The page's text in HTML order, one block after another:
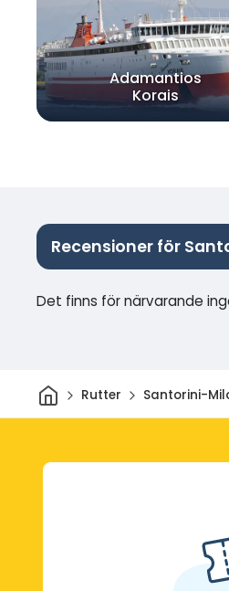
Adamantios
Korais
Recensioner för
Det finns för närvarande
HemRutter Santorini-